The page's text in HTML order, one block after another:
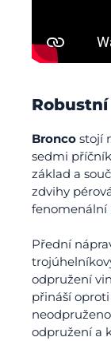
Robustní
Bronco stojí
sedmi
základ a
zdvihy
fenomenální
Přední
odpružení
přináší
odpružení a